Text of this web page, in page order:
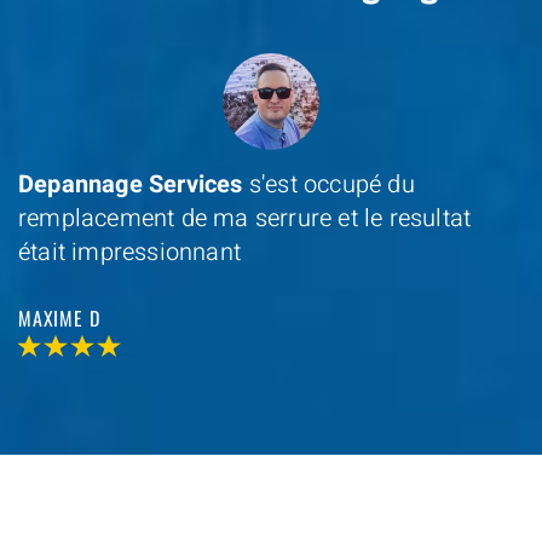
Depannage Services s'est occupé du
remplacement de ma serrure et le resultat
était impressionnant
MAXIME D